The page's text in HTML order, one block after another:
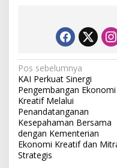
N
a
v
i
g
a
Pos sebelumnya
KAI Perkuat Sinergi
Pengembangan Ekonomi
Kreatif Melalui
Penandatanganan
Kesepahaman Bersama
dengan Kementerian
Ekonomi Kreatif dan
Strategis